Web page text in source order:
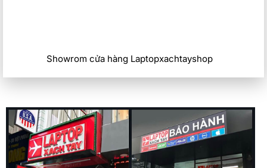
Showrom cửa hàng Laptopxachtayshop